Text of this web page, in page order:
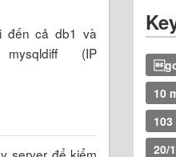
đến cả db1 và
(IP
10
20/